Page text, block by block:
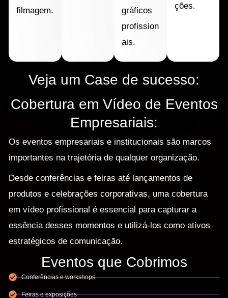
filmagem.
gráficos
profission
ais.
ções.
Veja um Case de sucesso:
Cobertura em Vídeo de Eventos
Empresariais:
Os eventos empresariais e institucionais são marcos
importantes na trajetória de qualquer organização.
Desde conferências e feiras até lançamentos de
produtos e celebrações corporativas, uma cobertura
em vídeo profissional é essencial para capturar a
essência desses momentos e utilizá-los como ativos
estratégicos de comunicação.
Eventos que Cobrimos
Conferências e workshops
Feiras e exposições